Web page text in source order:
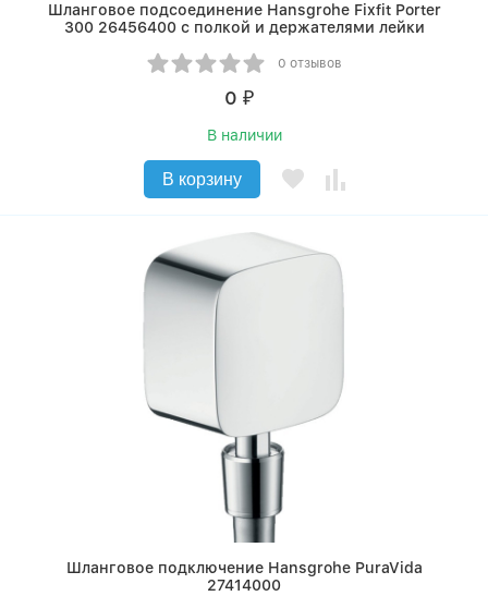
Шланговое подсоединение Hansgrohe Fixfit Porter
300 26456400 с полкой и держателями лейки
0 отзывов
0 ₽
В наличии
В корзину
Шланговое подключение Hansgrohe PuraVida
27414000